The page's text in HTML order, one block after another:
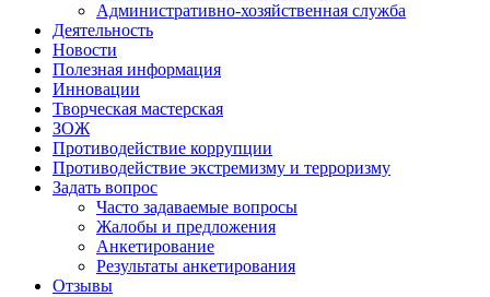
Административно-хозяйственная служба
Деятельность
Новости
Полезная информация
Инновации
Творческая мастерская
ЗОЖ
Противодействие коррупции
Противодействие экстремизму и терроризму
Задать вопрос
Часто задаваемые вопросы
Жалобы и предложения
Анкетирование
Результаты анкетирования
Отзывы